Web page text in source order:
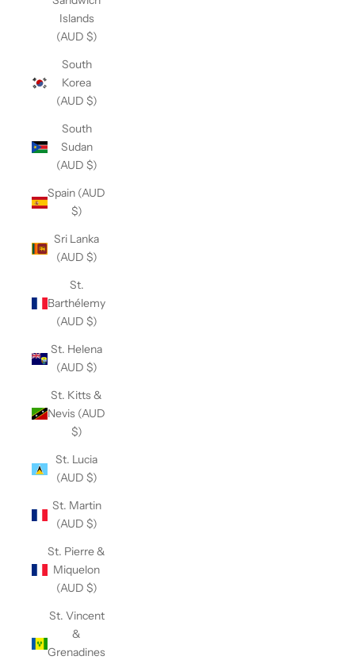
Islands
(AUD $)
South
Korea
(AUD $)
South
Sudan
(AUD $)
Spain (AUD
$)
Sri Lanka
(AUD $)
St.
Barthélemy
(AUD $)
St. Helena
(AUD $)
St. Kitts &
Nevis (AUD
$)
St. Lucia
(AUD $)
St. Martin
(AUD $)
St. Pierre &
Miquelon
(AUD $)
St. Vincent
&
Grenadines